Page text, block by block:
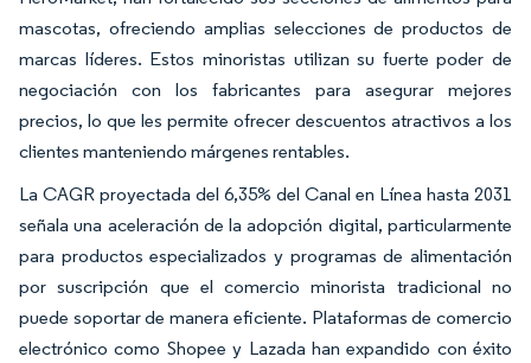
mascotas, ofreciendo amplias selecciones de productos de
marcas líderes. Estos minoristas utilizan su fuerte poder de
negociación con los fabricantes para asegurar mejores
precios, lo que les permite ofrecer descuentos atractivos a los
clientes manteniendo márgenes rentables.
La CAGR proyectada del 6,35% del Canal en Línea hasta 2031
señala una aceleración de la adopción digital, particularmente
para productos especializados y programas de alimentación
por suscripción que el comercio minorista tradicional no
puede soportar de manera eficiente. Plataformas de comercio
electrónico como Shopee y Lazada han expandido con éxito